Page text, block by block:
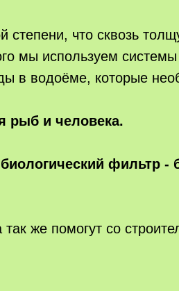
степени, что сквозь
мы используем
в водоёме, которые
рыб и человека.
биологический фильтр -
же помогут со